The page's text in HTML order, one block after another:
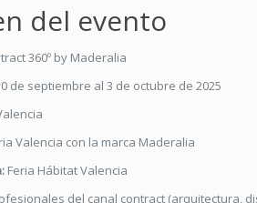
del evento
360º by Maderalia
de septiembre al 3 de octubre de 2025
Valencia con la marca Maderalia
Feria Hábitat Valencia
del canal contract (arquitectura,